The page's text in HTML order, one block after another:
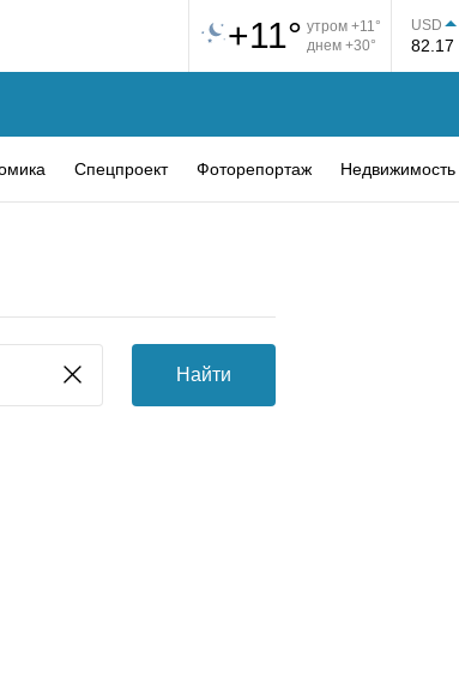
+11° утром +11°
днем +30°
USD
82.17
Спецпроект Фоторепортаж Недвижимость
Найти